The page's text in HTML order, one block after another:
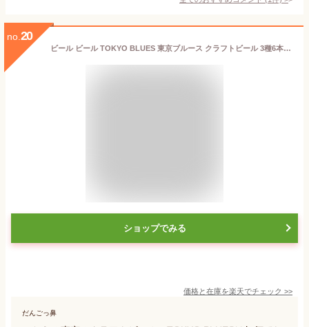
no. 20
ビール ビール TOKYO BLUES 東京ブルース クラフトビール 3種6本飲み比べセット ギフトボックス入り お酒
ショップでみる
価格と在庫を楽天でチェック >>
だんごっ鼻